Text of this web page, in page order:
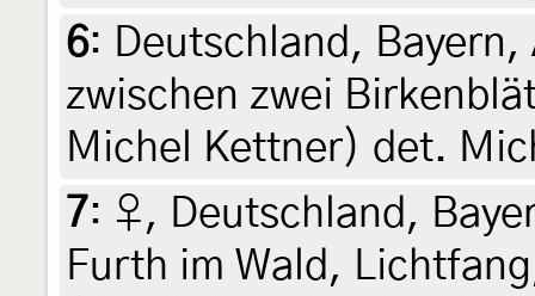
6: Deutschland,
zwischen zwei
Michel Kettner) det.
7: ♀, Deutschland,
Furth im Wald,